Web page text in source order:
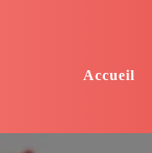
Accueil